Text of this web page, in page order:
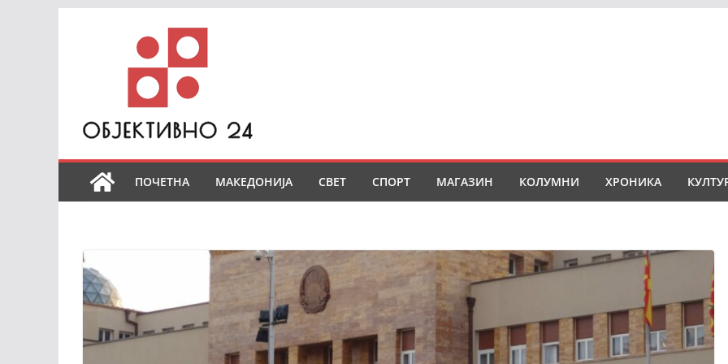
ПОЧЕТНА МАКЕДОНИЈА СВЕТ СПОРТ МАГАЗИН КОЛУМНИ ХРОНИКА